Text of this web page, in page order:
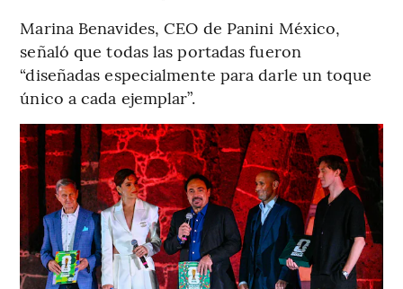
Marina Benavides, CEO de Panini México,
señaló que todas las portadas fueron
“diseñadas especialmente para darle un toque
único a cada ejemplar”.